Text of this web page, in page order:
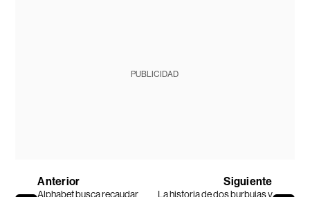
PUBLICIDAD
Anterior
Alphabet busca recaudar
Siguiente
La historia de dos burbujas y